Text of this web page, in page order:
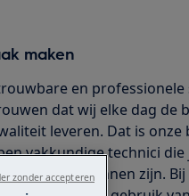
maken
en professionele
dat wij elke dag de
leveren. Dat is onze
vakkundige technici die
van dienst kunnen zijn. Bij
zonder accepteren